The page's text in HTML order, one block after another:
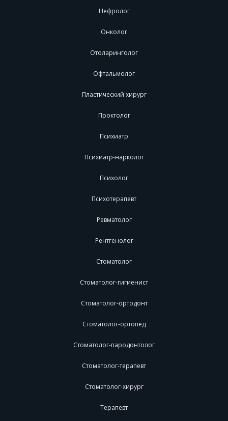
Нефролог
Онколог
Отоларинголог
Офтальмолог
Пластический хирург
Проктолог
Психиатр
Психиатр-нарколог
Психолог
Психотерапевт
Ревматолог
Рентгенолог
Стоматолог
Стоматолог-гигиенист
Стоматолог-ортодонт
Стоматолог-ортопед
Стоматолог-пародонтолог
Стоматолог-терапевт
Стоматолог-хирург
Терапевт